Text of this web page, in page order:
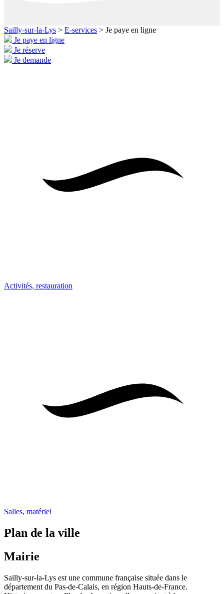
Sailly-sur-la-Lys > E-services > Je paye en ligne
Je paye en ligne
Je réserve
Je demande
Activités, restauration
Salles, matériel
Plan de la ville
Mairie
Sailly-sur-la-Lys est une commune française située dans le
département du Pas-de-Calais, en région Hauts-de-France.